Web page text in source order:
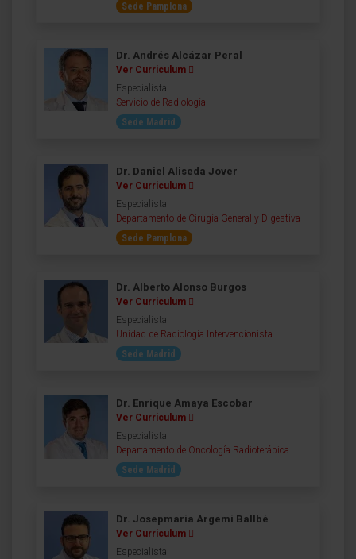
Sede Pamplona
Dr. Andrés Alcázar Peral
Ver Curriculum
Especialista
Servicio de Radiología
Sede Madrid
Dr. Daniel Aliseda Jover
Ver Curriculum
Especialista
Departamento de Cirugía General y Digestiva
Sede Pamplona
Dr. Alberto Alonso Burgos
Ver Curriculum
Especialista
Unidad de Radiología Intervencionista
Sede Madrid
Dr. Enrique Amaya Escobar
Ver Curriculum
Especialista
Departamento de Oncología Radioterápica
Sede Madrid
Dr. Josepmaria Argemi Ballbé
Ver Curriculum
Especialista